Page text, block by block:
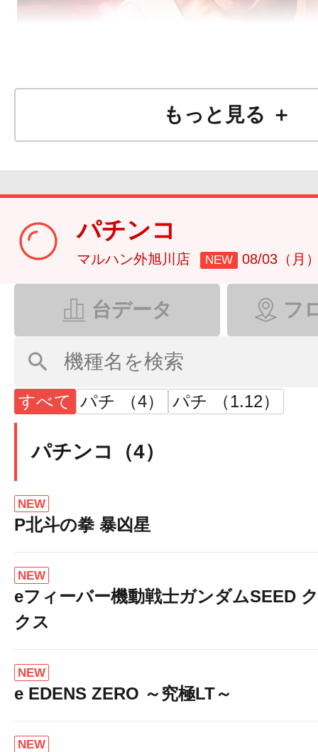
もっと見る ＋
パチンコ
マルハン外旭川店 NEW 08/03（月
台データ フ
すべて パチ （4） パチ （1.12）
パチンコ（4）
NEW
P北斗の拳 暴凶星
NEW
eフィーバー機動戦士ガンダムSEED
クス
NEW
e EDENS ZERO ～究極LT～
NEW